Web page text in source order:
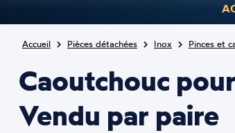
Accueil Pièces détachées Inox Pinces et
Caoutchouc
Vendu par paire